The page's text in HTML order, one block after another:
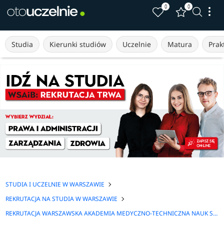
0 0
Studia Kierunki studiów Uczelnie Matura
STUDIA I UCZELNIE W WARSZAWIE
REKRUTACJA NA STUDIA W WARSZAWIE
REKRUTACJA WARSZAWSKA AKADEMIA MEDYCZNO-TECHNICZNA NAUK STOSOWANYCH WAMT (WYŻSZA SZKOŁA INŻYNIERII I ZDROWIA)